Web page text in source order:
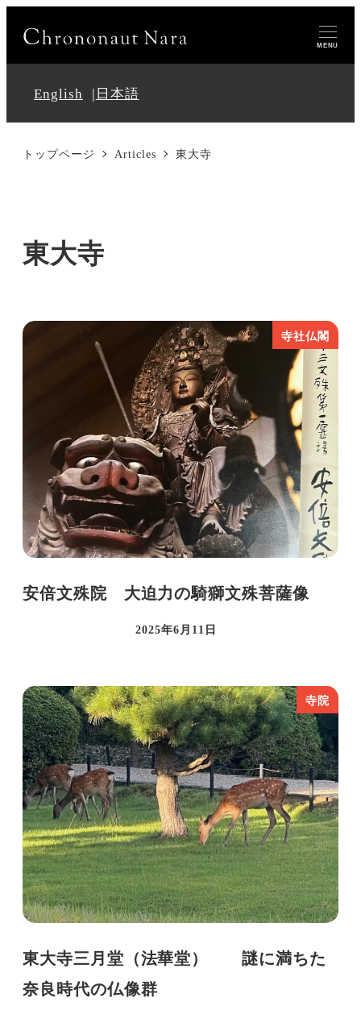
MENU
English 日本語
トップページ Articles 東大寺
東大寺
寺社仏閣
安倍文殊院 大迫力の騎獅文殊菩薩像
投稿日
2025年6月11日
寺院
東大寺三月堂（法華堂） 謎に満ちた
奈良時代の仏像群